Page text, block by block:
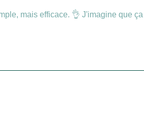
mais efficace. 👌 J'imagine que